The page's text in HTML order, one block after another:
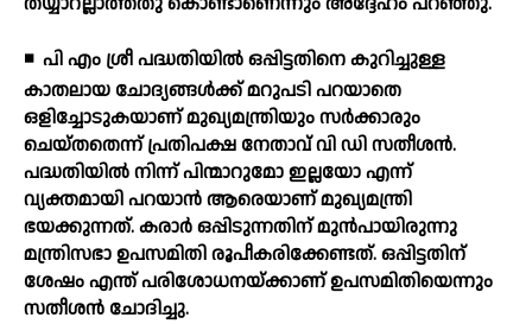
◾ പി എം ശ്രീ പദ്ധതിയില്‍ ഒപ്പിട്ടതിനെ കുറിച്ചുള്ള
കാതലായ ചോദ്യങ്ങള്‍ക്ക് മറുപടി പറയാതെ
ഒളിച്ചോടുകയാണ് മുഖ്യമന്ത്രിയും സര്‍ക്കാരും
ചെയ്തതെന്ന് പ്രതിപക്ഷ നേതാവ് വി ഡി സതീശന്‍.
പദ്ധതിയില്‍ നിന്ന് പിന്മാറുമോ ഇല്ലയോ എന്ന്
വ്യക്തമായി പറയാന്‍ ആരെയാണ് മുഖ്യമന്ത്രി
ഭയക്കുന്നത്. കരാര്‍ ഒപ്പിടുന്നതിന് മുന്‍പായിരുന്നു
മന്ത്രിസഭാ ഉപസമിതി രൂപീകരിക്കേണ്ടത്. ഒപ്പിട്ടതിന്
ശേഷം എന്ത് പരിശോധനയ്ക്കാണ് ഉപസമിതിയെന്നും
സതീശന്‍ ചോദിച്ചു.